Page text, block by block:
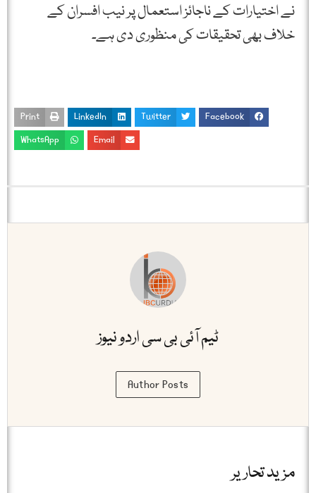
نے اختیارات کے ناجائز استعمال پر نیب افسران کے
خلاف بھی تحقیقات کی منظوری دی ہے۔
Facebook
Twitter
LinkedIn
Print
Email
WhatsApp
ٹیم آئی بی سی اردو نیوز
Author Posts
مزید تحاریر